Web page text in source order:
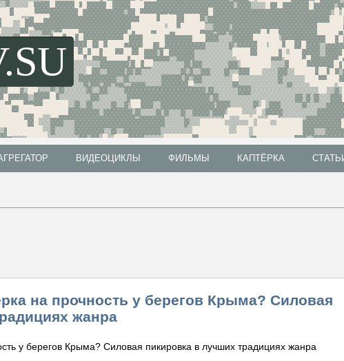
ВИДЕОЦИКЛЫ ФИЛЬМЫ КАПТЁРКА
на прочность у берегов Крыма? Силовая
жанра